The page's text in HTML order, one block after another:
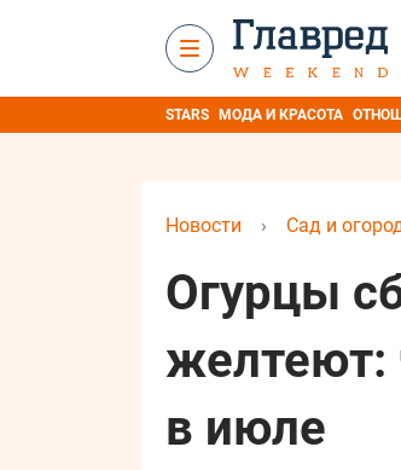
STARS МОДА И КРАСОТА
Новости › Сад и
Огурцы
желтеют:
в июле